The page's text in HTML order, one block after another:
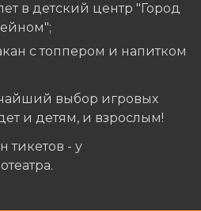
в детский центр "Город
с топпером и напитком
выбор игровых
и детям, и взрослым!
тикетов - у